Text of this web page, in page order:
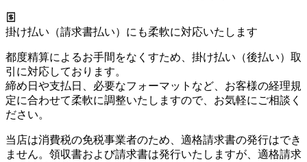
掛け払い（請求書払い）にも柔軟に対応いたします
都度精算によるお手間をなくすため、掛け払い（後払い）取
引に対応しております。
締め日や支払日、必要なフォーマットなど、お客様の経理規
定に合わせて柔軟に調整いたしますので、お気軽にご相談く
ださい。
当店は消費税の免税事業者のため、適格請求書の発行はでき
ません。領収書および請求書は発行いたしますが、適格請求